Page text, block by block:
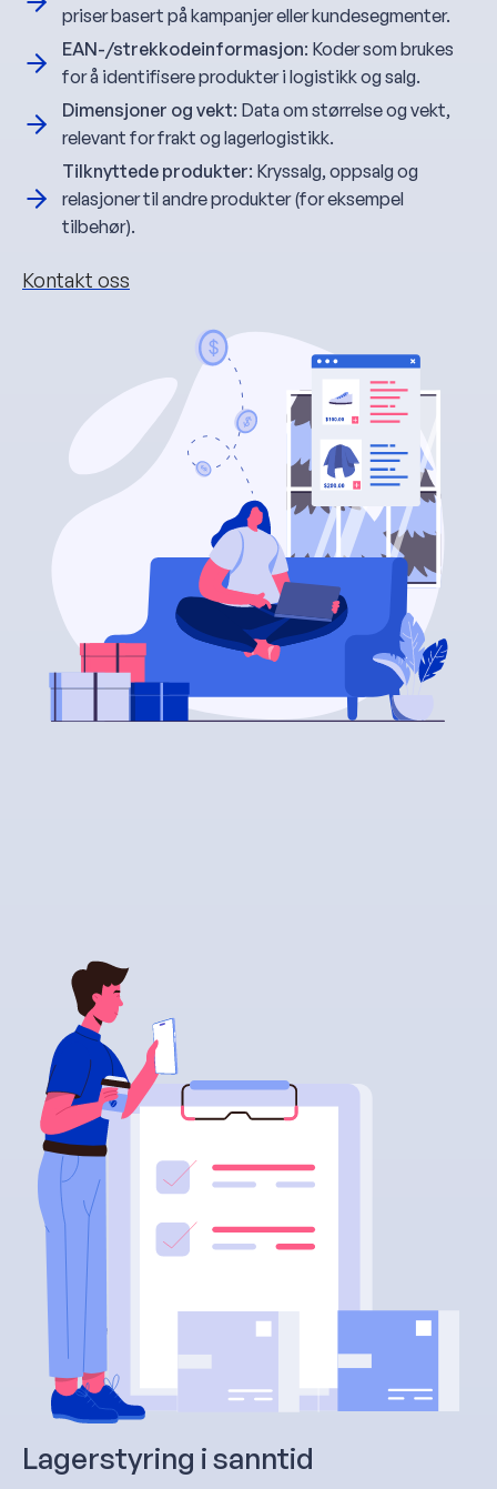
priser basert på kampanjer eller kundesegmenter.
EAN-/strekkodeinformasjon: Koder som brukes
for å identifisere produkter i logistikk og salg.
Dimensjoner og vekt: Data om størrelse og vekt,
relevant for frakt og lagerlogistikk.
Tilknyttede produkter: Kryssalg, oppsalg og
relasjoner til andre produkter (for eksempel
tilbehør).
Kontakt oss
Lagerstyring i sanntid